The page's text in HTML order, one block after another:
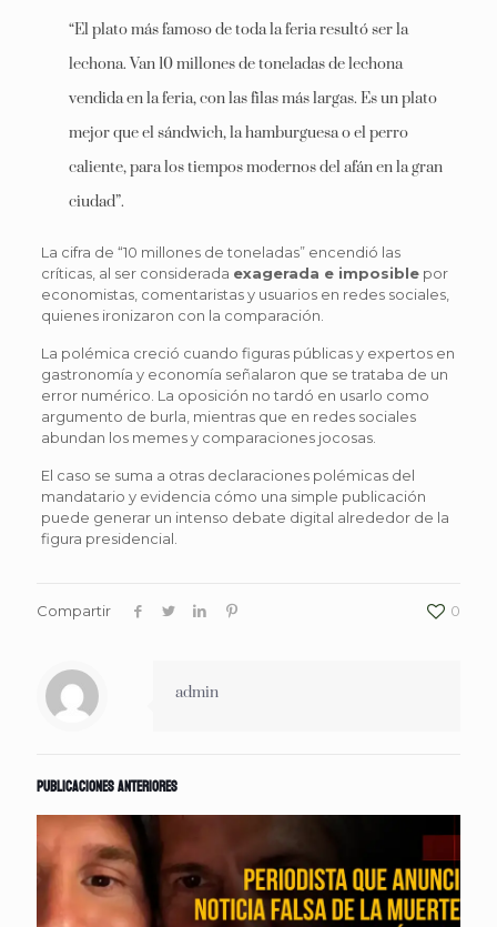
“El plato más famoso de toda la feria resultó ser la
lechona. Van 10 millones de toneladas de lechona
vendida en la feria, con las filas más largas. Es un plato
mejor que el sándwich, la hamburguesa o el perro
caliente, para los tiempos modernos del afán en la gran
ciudad”.
La cifra de “10 millones de toneladas” encendió las
críticas, al ser considerada exagerada e imposiblepor
economistas, comentaristas y usuarios en redes sociales,
quienes ironizaron con la comparación.
La polémica creció cuando figuras públicas y expertos en
gastronomía y economía señalaron que se trataba de un
error numérico. La oposición no tardó en usarlo como
argumento de burla, mientras que en redes sociales
abundan los memes y comparaciones jocosas.
El caso se suma a otras declaraciones polémicas del
mandatario y evidencia cómo una simple publicación
puede generar un intenso debate digital alrededor de la
figura presidencial.
Compartir 0
admin
Publicaciones anteriores